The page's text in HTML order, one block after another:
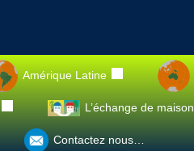
Amérique Latine
L’échange de maison
Contactez nous…